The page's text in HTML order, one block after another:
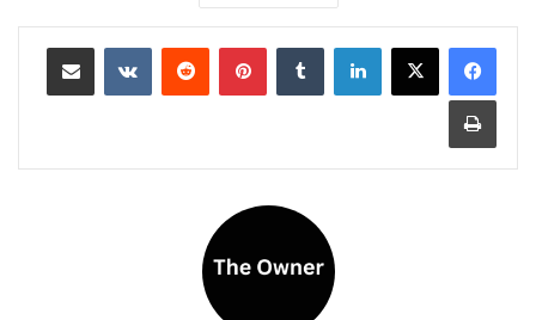
لينكدإن بينتيريست مشاركة عبر البريد
طباعة